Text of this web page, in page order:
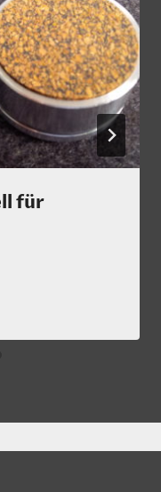
für